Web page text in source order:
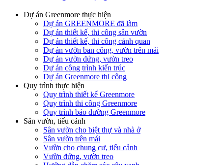
Dự án Greenmore thực hiện
Dự án GREENMORE đã làm
Dự án thiết kế, thi công sân vườn
Dự án thiết kế, thi công cảnh quan
Dự án vườn ban công, vườn trên mái
Dự án vườn đứng, vườn treo
Dự án công trình kiến trúc
Dự án Greenmore thi công
Quy trình thực hiện
Quy trình thiết kế Greenmore
Quy trình thi công Greenmore
Quy trình bảo dưỡng Greenmore
Sân vườn, tiểu cảnh
Sân vườn cho biệt thự và nhà ở
Sân vườn trên mái
Vườn cho chung cư, tiểu cảnh
Vườn đứng, vườn treo